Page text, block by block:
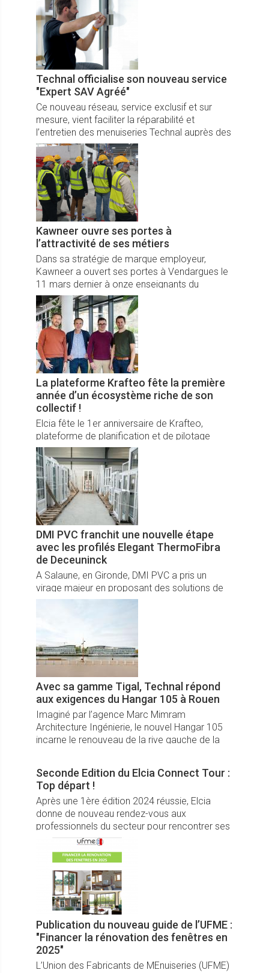
Technal officialise son nouveau service
"Expert SAV Agréé"
Ce nouveau réseau, service exclusif et sur
mesure, vient faciliter la réparabilité et
l’entretien des menuiseries Technal auprès des
particuliers, mais aussi syndics de copropriété,
bureaux, établissements de santé…
Kawneer ouvre ses portes à
l’attractivité de ses métiers
Dans sa stratégie de marque employeur,
Kawneer a ouvert ses portes à Vendargues le
11 mars dernier à onze enseignants du
secondaire, renforçant son engagement en
faveur de l’orientation et de l’attractivité des
métiers.
La plateforme Krafteo fête la première
année d’un écosystème riche de son
collectif !
Elcia fête le 1er anniversaire de Krafteo,
plateforme de planification et de pilotage
d’activité des professionnels du bâtiment, fruit
du collectif d’éditeurs de logiciels experts créé
autour du Groupe.
DMI PVC franchit une nouvelle étape
avec les profilés Elegant ThermoFibra
de Deceuninck
A Salaune, en Gironde, DMI PVC a pris un
virage majeur en proposant des solutions de
menuiserie toujours plus performantes et
Avec sa gamme Tigal, Technal répond
aux exigences du Hangar 105 à Rouen
Imaginé par l’agence Marc Mimram
Architecture Ingénierie, le nouvel Hangar 105
incarne le renouveau de la rive gauche de la
Seconde Edition du Elcia Connect Tour :
Top départ !
Après une 1ère édition 2024 réussie, Elcia
donne de nouveau rendez-vous aux
professionnels du secteur pour rencontrer ses
équipes locales du 13 mars au 5 juin.
Publication du nouveau guide de l’UFME :
"Financer la rénovation des fenêtres en
2025"
L’Union des Fabricants de MEnuiseries (UFME)